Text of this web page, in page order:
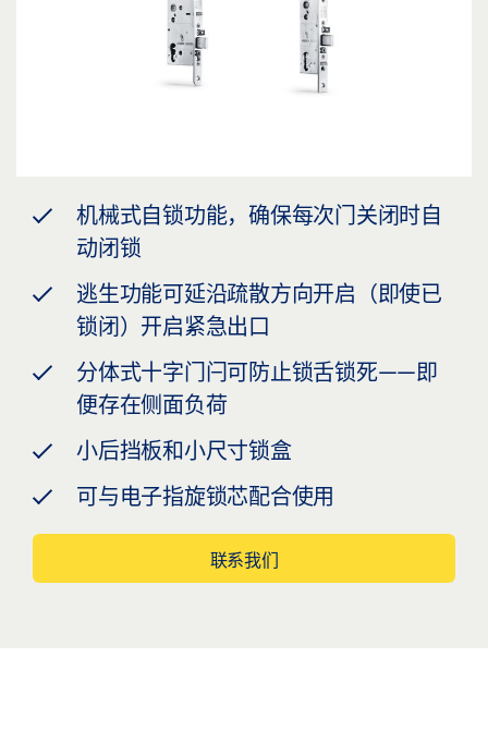
机械式自锁功能，确保每次门关闭时自
动闭锁
逃生功能可延沿疏散方向开启（即使已
锁闭）开启紧急出口
分体式十字门闩可防止锁舌锁死——即
便存在侧面负荷
小后挡板和小尺寸锁盒
可与电子指旋锁芯配合使用
联系我们